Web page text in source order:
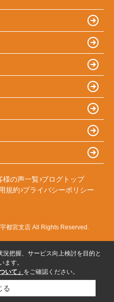
様の声一覧 ブログトップ
規約 プライバシーポリシー
都宮支店 All Rights Reserved.
把握、サービス向上検討を目的と
ます。
いて」 をご確認ください。
る